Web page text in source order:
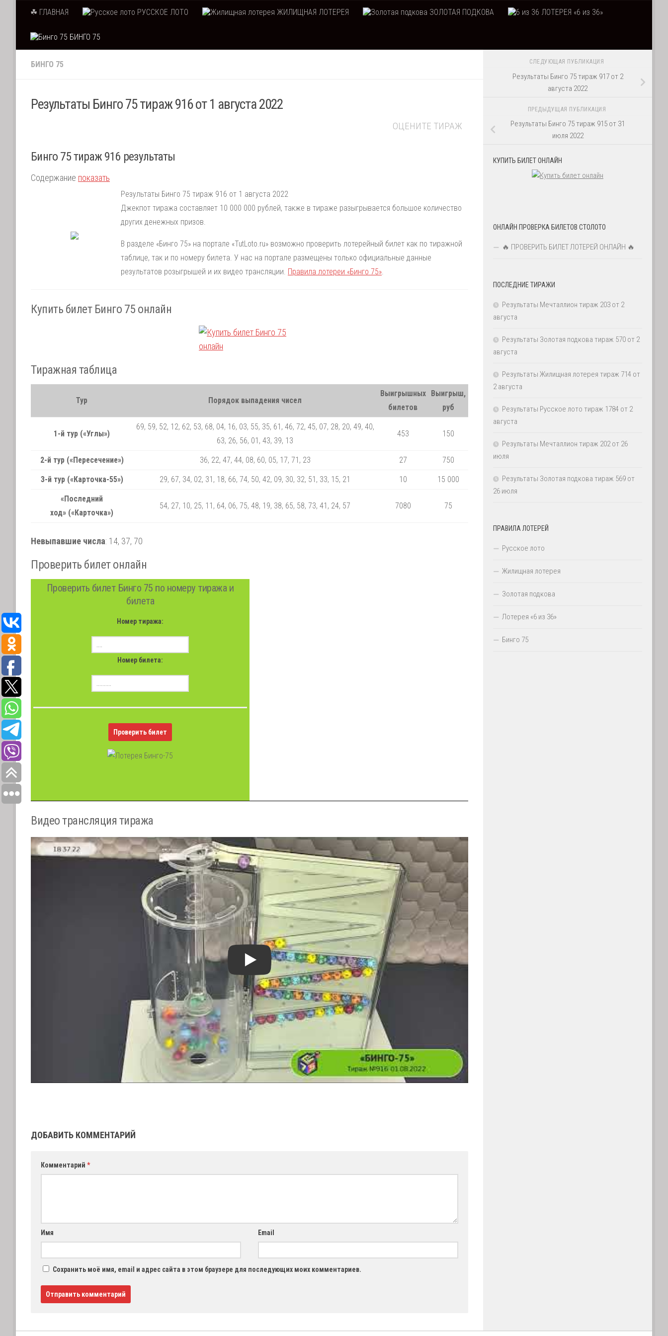
Skip to content
☘ ГЛАВНАЯ РУССКОЕ ЛОТО ЖИЛИЩНАЯ ЛОТЕРЕЯ ЗОЛОТАЯ ПОДКОВА ЛОТЕРЕЯ «6 из 36»
БИНГО 75
БИНГО 75
Результаты Бинго 75 тираж 916 от 1 августа 2022
ОЦЕНИТЕ ТИРАЖ
Бинго 75 тираж 916 результаты
Содержание показать
Результаты Бинго 75 тираж 916 от 1 августа 2022
Джекпот тиража составляет 10 000 000 рублей, также в тираже разыгрывается большое количество
других денежных призов.
В разделе «Бинго 75» на портале «TutLoto.ru» возможно проверить лотерейный билет как по тиражной
таблице, так и по номеру билета. У нас на портале размещены только официальные данные
результатов розыгрышей и их видео трансляции. Правила лотереи «Бинго 75»
Купить билет Бинго 75 онлайн
Тиражная таблица
Тур Порядок выпадения чисел
Выигрышных
билетов
Выигрыш,
руб
1-й тур («Углы»)
69, 59, 52, 12, 62, 53, 68, 04, 16, 03, 55, 35, 61, 46, 72, 45, 07, 28, 20, 49, 40,
63, 26, 56, 01, 43, 39, 13
453 150
2-й тур («Пересечение») 36, 22, 47, 44, 08, 60, 05, 17, 71, 23 27 750
3-й тур («Карточка-55») 29, 67, 34, 02, 31, 18, 66, 74, 50, 42, 09, 30, 32, 51, 33, 15, 21 10 15 000
«Последний
ход» («Карточка»)
54, 27, 10, 25, 11, 64, 06, 75, 48, 19, 38, 65, 58, 73, 41, 24, 57 7080 75
Невыпавшие числа: 14, 37, 70
Проверить билет онлайн
Проверить билет Бинго 75 по номеру тиража и
билета
Номер тиража:
Номер билета:
Проверить билет
Видео трансляция тиража
ДОБАВИТЬ КОММЕНТАРИЙ
Комментарий *
Имя Email
Сохранить моё имя, email и адрес сайта в этом браузере для последующих моих комментариев.
СЛЕДУЮЩАЯ ПУБЛИКАЦИЯ
Результаты Бинго 75 тираж 917 от 2
августа 2022
ПРЕДЫДУЩАЯ ПУБЛИКАЦИЯ
Результаты Бинго 75 тираж 915 от 31
июля 2022
КУПИТЬ БИЛЕТ ОНЛАЙН
ОНЛАЙН ПРОВЕРКА БИЛЕТОВ СТОЛОТО
🔥 ПРОВЕРИТЬ БИЛЕТ ЛОТЕРЕЙ ОНЛАЙН 🔥
ПОСЛЕДНИЕ ТИРАЖИ
Результаты Мечталлион тираж 203 от 2
августа
Результаты Золотая подкова тираж 570 от 2
августа
Результаты Жилищная лотерея тираж 714 от
2 августа
Результаты Русское лото тираж 1784 от 2
августа
Результаты Мечталлион тираж 202 от 26
июля
Результаты Золотая подкова тираж 569 от
26 июля
ПРАВИЛА ЛОТЕРЕЙ
Русское лото
Жилищная лотерея
Золотая подкова
Лотерея «6 из 36»
Бинго 75